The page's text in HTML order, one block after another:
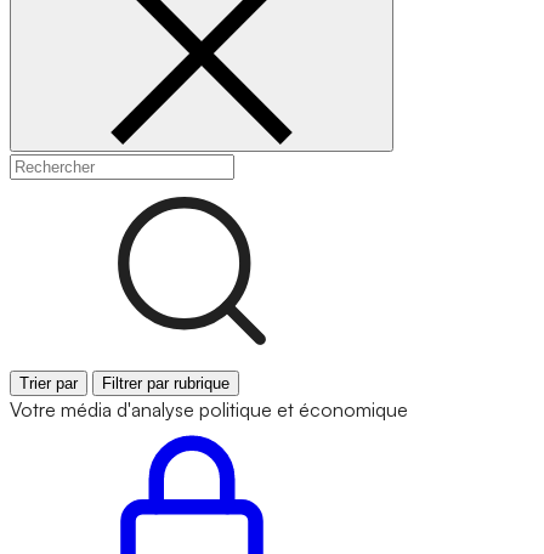
Trier par Filtrer par rubrique
Votre média d'analyse politique et économique